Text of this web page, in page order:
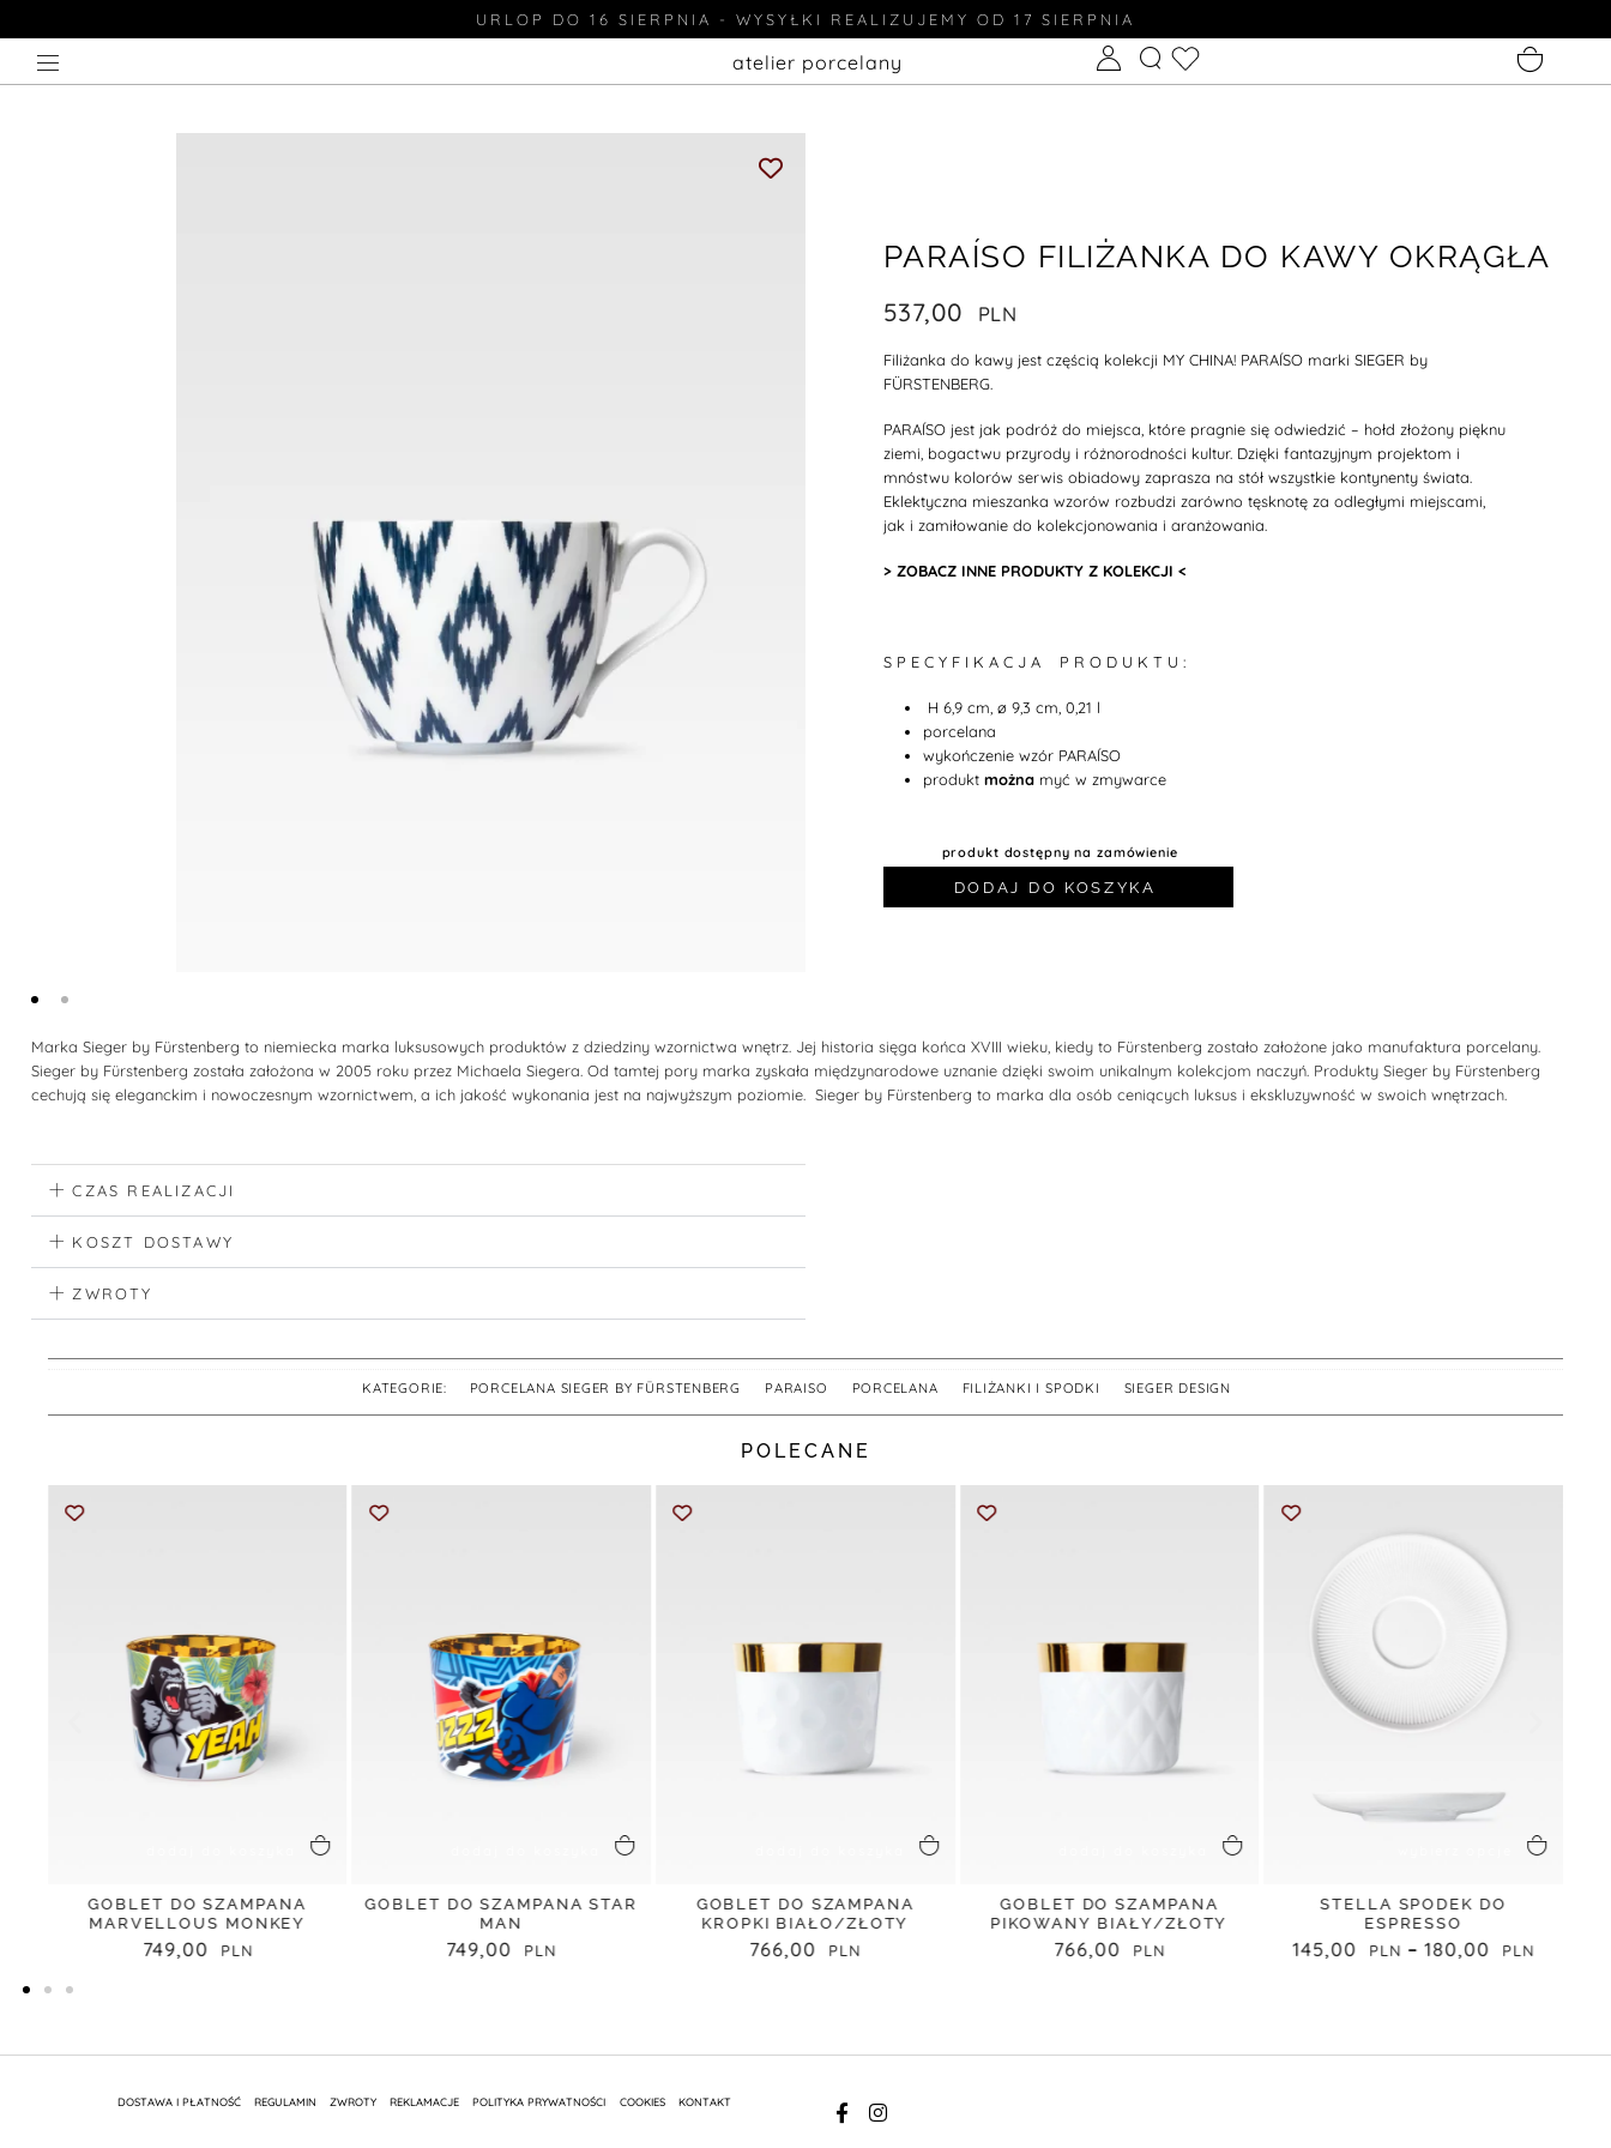
URLOP DO 16 SIERPNIA - WYSYŁKI REALIZUJEMY OD 17 SIERPNIA
atelier porcelany
PARAÍSO FILIŻANKA DO KAWY OKRĄGŁA
537,00
Filiżanka do kawy jest częścią kolekcji MY CHINA! PARAÍSO marki SIEGER by
FÜRSTENBERG.
PARAÍSO jest jak podróż do miejsca, które pragnie się odwiedzić – hołd złożony pięknu
ziemi, bogactwu przyrody i różnorodności kultur. Dzięki fantazyjnym projektom i
mnóstwu kolorów serwis obiadowy zaprasza na stół wszystkie kontynenty świata.
Eklektyczna mieszanka wzorów rozbudzi zarówno tęsknotę za odległymi miejscami,
jak i zamiłowanie do kolekcjonowania i aranżowania.
> ZOBACZ INNE PRODUKTY Z KOLEKCJI <
S P E C Y F I K A C J A P R O D U K T U :
H 6,9 cm, ø 9,3 cm, 0,21 l
porcelana
wykończenie wzór PARAÍSO
produkt można myć w zmywarce
produkt dostępny na zamówienie
DODAJ DO KOSZYKA
Marka Sieger by Fürstenberg to niemiecka marka luksusowych produktów z dziedziny wzornictwa wnętrz. Jej historia sięga końca XVIII wieku, kiedy to Fürstenberg zostało założone jako manufaktura porcelany.
Sieger by Fürstenberg została założona w 2005 roku przez Michaela Siegera. Od tamtej pory marka zyskała międzynarodowe uznanie dzięki swoim unikalnym kolekcjom naczyń. Produkty Sieger by Fürstenberg
cechują się eleganckim i nowoczesnym wzornictwem, a ich jakość wykonania jest na najwyższym poziomie. Sieger by Fürstenberg to marka dla osób ceniących luksus i ekskluzywność w swoich wnętrzach.
CZAS REALIZACJI
KOSZT DOSTAWY
ZWROTY
KATEGORIE: PORCELANA SIEGER BY FÜRSTENBERG PARAISO PORCELANA FILIŻANKI I SPODKI SIEGER DESIGN
POLECANE
GOBLET DO SZAMPANA
MARVELLOUS MONKEY
749,00
GOBLET DO SZAMPANA STAR
MAN
749,00
GOBLET DO SZAMPANA
KROPKI BIAŁO/ZŁOTY
766,00
GOBLET DO SZAMPANA
PIKOWANY BIAŁY/ZŁOTY
766,00
STELLA SPODEK DO
ESPRESSO
145,00 – 180,00
DOSTAWA I PŁATNOŚĆ REGULAMIN ZWROTY REKLAMACJE POLITYKA PRYWATNOŚCI COOKIES KONTAKT